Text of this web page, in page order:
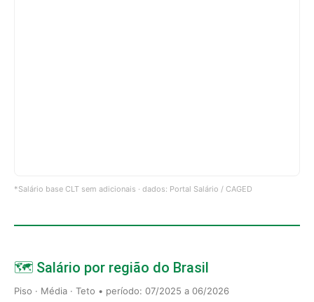
*Salário base CLT sem adicionais · dados: Portal Salário / CAGED
🗺️ Salário por região do Brasil
Piso · Média · Teto • período: 07/2025 a 06/2026